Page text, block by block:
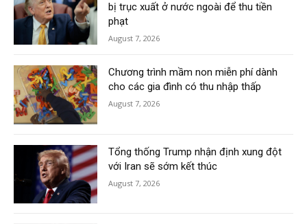
bị trục xuất ở nước ngoài để thu tiền
phạt
August 7, 2026
Chương trình mầm non miễn phí dành
cho các gia đình có thu nhập thấp
August 7, 2026
Tổng thống Trump nhận định xung đột
với Iran sẽ sớm kết thúc
August 7, 2026